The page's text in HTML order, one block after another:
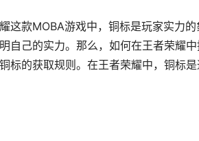
这款MOBA游戏中，铜标是玩家实力
自己的实力。那么，如何在王者荣耀
标的获取规则。在王者荣耀中，铜标